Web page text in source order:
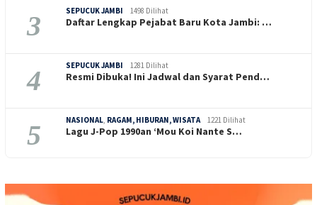
3 SEPUCUK JAMBI 1498 Dilihat
Daftar Lengkap Pejabat Baru Kota Jambi: …
4 SEPUCUK JAMBI 1281 Dilihat
Resmi Dibuka! Ini Jadwal dan Syarat Pend…
5 NASIONAL, RAGAM, HIBURAN, WISATA 1221 Dilihat
Lagu J-Pop 1990an ‘Mou Koi Nante S…